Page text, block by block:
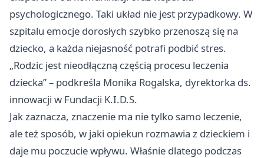
psychologicznego. Taki układ nie jest przypadkowy. W
szpitalu emocje dorosłych szybko przenoszą się na
dziecko, a każda niejasność potrafi podbić stres.
„Rodzic jest nieodłączną częścią procesu leczenia
dziecka” – podkreśla Monika Rogalska, dyrektorka ds.
innowacji w Fundacji K.I.D.S.
Jak zaznacza, znaczenie ma nie tylko samo leczenie,
ale też sposób, w jaki opiekun rozmawia z dzieckiem i
daje mu poczucie wpływu. Właśnie dlatego podczas